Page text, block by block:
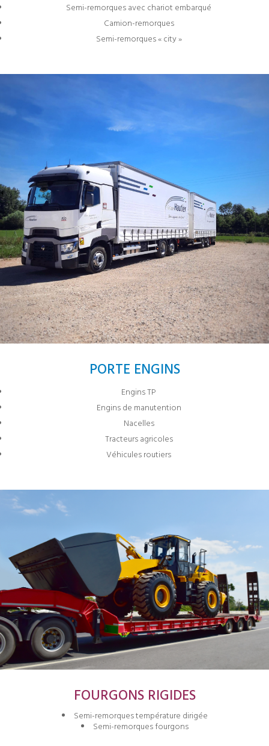
Semi-remorques avec chariot embarqué
Camion-remorques
Semi-remorques « city »
PORTE ENGINS
Engins TP
Engins de manutention
Nacelles
Tracteurs agricoles
Véhicules routiers
FOURGONS RIGIDES
Semi-remorques température dirigée
Semi-remorques fourgons